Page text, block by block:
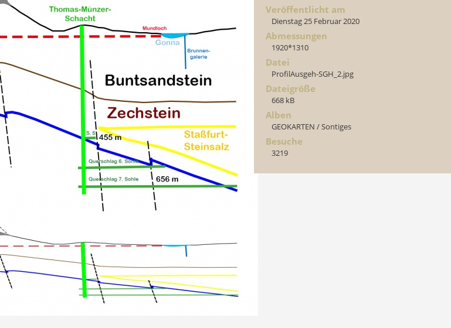
Veröffentlicht am
Dienstag 25 Februar 2020
Abmessungen
1920*1310
Datei
ProfilAusgeh-SGH_2.jpg
Dateigröße
668 kB
Alben
GEOKARTEN /Sontiges
Besuche
3219